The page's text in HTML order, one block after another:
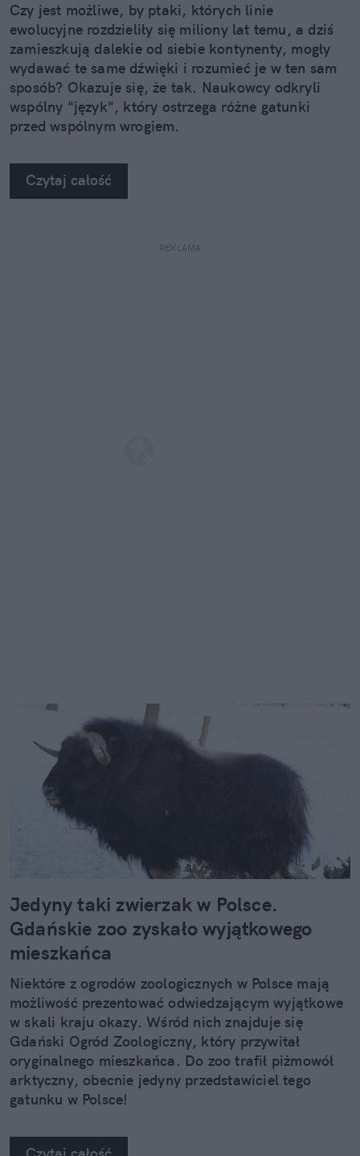
Czy jest możliwe, by ptaki, których linie
ewolucyjne rozdzieliły się miliony lat temu, a dziś
zamieszkują dalekie od siebie kontynenty, mogły
wydawać te same dźwięki i rozumieć je w ten sam
sposób? Okazuje się, że tak. Naukowcy odkryli
wspólny "język", który ostrzega różne gatunki
przed wspólnym wrogiem.
Czytaj całość
REKLAMA
Jedyny taki zwierzak w Polsce.
Gdańskie zoo zyskało wyjątkowego
mieszkańca
Niektóre z ogrodów zoologicznych w Polsce mają
możliwość prezentować odwiedzającym wyjątkowe
w skali kraju okazy. Wśród nich znajduje się
Gdański Ogród Zoologiczny, który przywitał
oryginalnego mieszkańca. Do zoo trafił piżmowół
arktyczny, obecnie jedyny przedstawiciel tego
gatunku w Polsce!